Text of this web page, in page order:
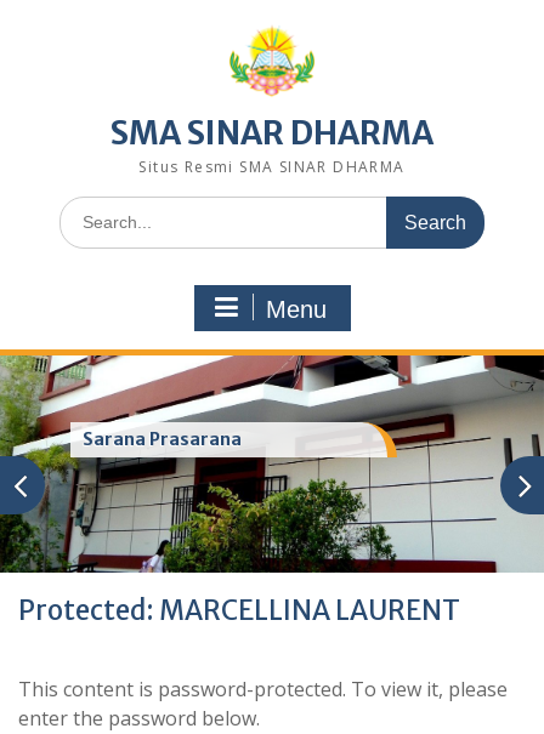
SMA SINAR DHARMA
Situs Resmi SMA SINAR DHARMA
Search
for:
Menu
Sarana Prasarana
Protected: MARCELLINA LAURENT
This content is password-protected. To view it, please
enter the password below.